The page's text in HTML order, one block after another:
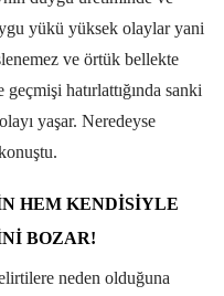
yükü yüksek olaylar yani
ve örtük bellekte
hatırlattığında sanki
yaşar. Neredeyse
HEM KENDISIYLE
BOZAR!
neden olduğuna